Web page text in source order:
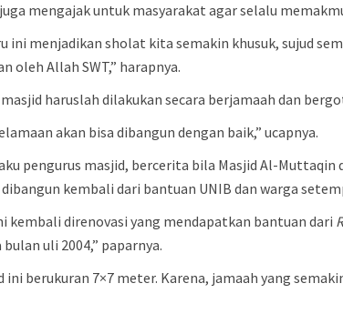
mengajak untuk masyarakat agar selalu
ini menjadikan sholat kita semakin khusuk, sujud
oleh Allah SWT,” harapnya.
haruslah dilakukan secara berjamaah dan
akan bisa dibangun dengan baik,” ucapnya.
pengurus masjid, bercerita bila Masjid Al-Muttaqin
dibangun kembali dari bantuan UNIB dan warga
kembali direnovasi yang mendapatkan bantuan dari
uli 2004,” paparnya.
berukuran 7×7 meter. Karena, jamaah yang